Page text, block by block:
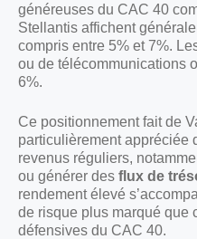
généreuses du CAC 40
Stellantis affichent
compris entre 5% et 7%.
ou de télécommunications
6%.
Ce positionnement fait de
particulièrement appréciée
revenus réguliers,
ou générer des flux de
rendement élevé
de risque plus marqué que
défensives du CAC 40.